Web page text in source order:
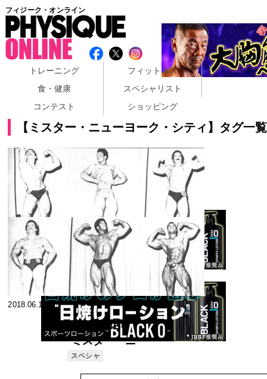
フィジーク・オンライン
トレーニング
フィットネス
食・健康
スペシャリスト
コンテスト
ショッピング
【ミスター・ニューヨーク・シティ】タグ一覧
2018.06.11
1973WBBG
ミスター・ニ
ューヨーク・
スペシャ